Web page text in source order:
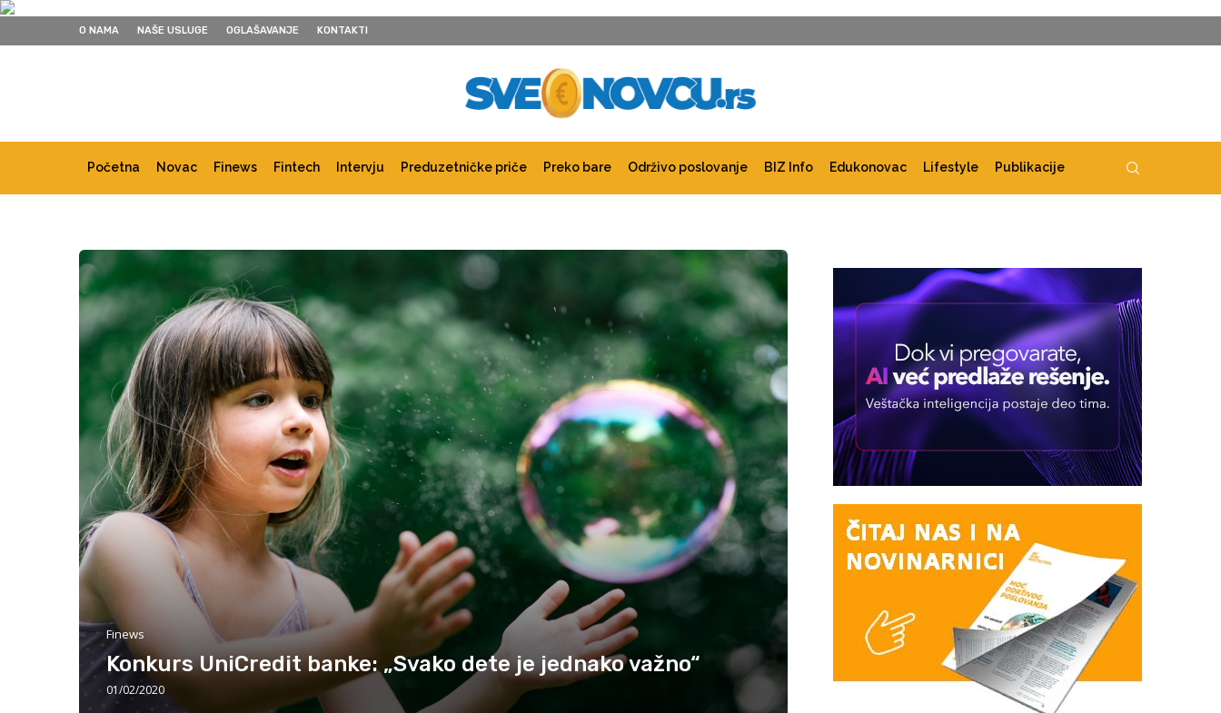
O NAMA NAŠE USLUGE OGLAŠAVANJE KONTAKTI
Početna Novac Finews Fintech Intervju Preduzetničke priče Preko bare Održivo poslovanje BIZ Info Edukonovac Lifestyle Publikacije
Finews
Konkurs UniCredit banke: „Svako dete je jednako važno“
01/02/2020